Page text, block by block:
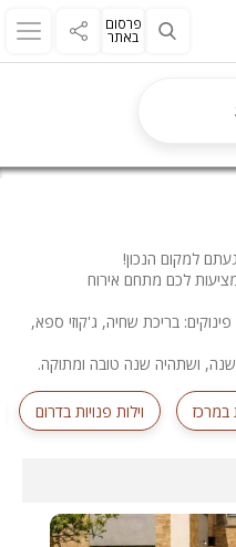
פרסום
באתר
למקום הנכון!
לכם מתחם אירוח
בריכת שחיה, ג'קוזי ספא,
ושתהיה שנה טובה ומתוקה.
במרכז וילות פנויות בדרום